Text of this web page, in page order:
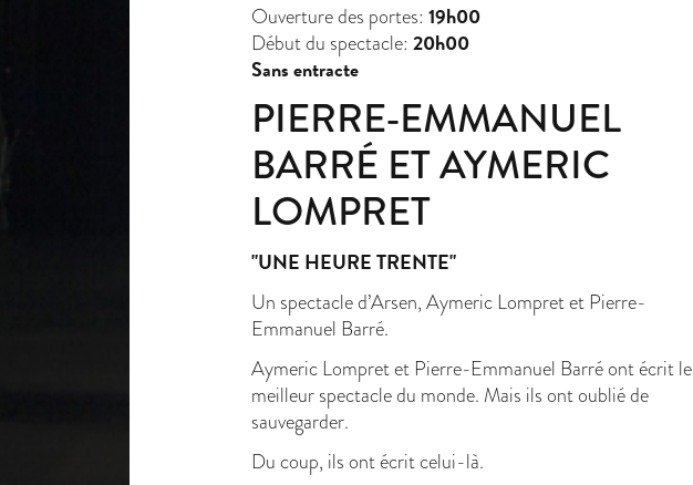
Ouverture des portes: 19h00
Début du spectacle: 20h00
Sans entracte
PIERRE-EMMANUEL
BARRÉ ET AYMERIC
LOMPRET
"UNE HEURE TRENTE"
Un spectacle d’Arsen, Aymeric Lompret et Pierre-
Emmanuel Barré.
Aymeric Lompret et Pierre-Emmanuel Barré ont écrit le
meilleur spectacle du monde. Mais ils ont oublié de
sauvegarder.
Du coup, ils ont écrit celui-là.